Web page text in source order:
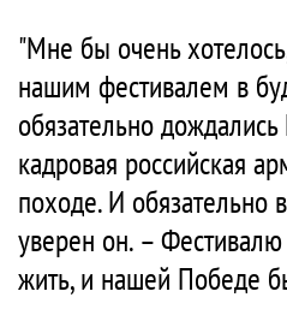
"Мне бы очень
нашим фестивалем в
обязательно
кадровая российская
походе. И обязательно
уверен он. –
жить, и нашей Победе